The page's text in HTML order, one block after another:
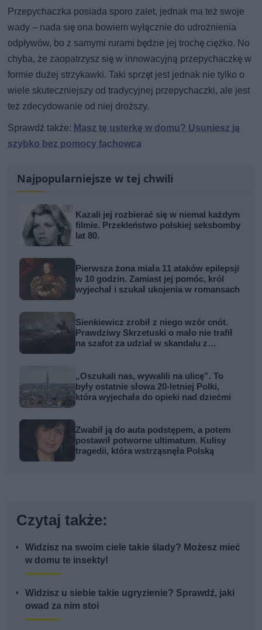
Przepychaczka posiada sporo zalet, jednak ma też swoje
wady – nada się ona bowiem wyłącznie do udrożnienia
odpływów, bo z samymi rurami będzie jej trochę ciężko. No
chyba, że zaopatrzysz się w innowacyjną przepychaczkę w
formie dużej strzykawki. Taki sprzęt jest jednak nie tylko o
wiele skuteczniejszy od tradycyjnej przepychaczki, ale jest
też zdecydowanie od niej droższy.
Sprawdź także: Masz tę usterkę w domu? Usuniesz ją
szybko bez pomocy fachowca
Najpopularniejsze w tej chwili
Kazali jej rozbierać się w niemal każdym
filmie. Przekleństwo polskiej seksbomby
lat 80.
Pierwsza żona miała 11 ataków epilepsji
w 10 godzin. Zamiast jej pomóc, król
wyjechał i szukał ukojenia w romansach
Sienkiewicz zrobił z niego wzór cnót.
Prawdziwy Skrzetuski o mało nie trafił
na szafot za udział w skandalu z
„Oszukali nas, wywalili na ulicę”. To
były ostatnie słowa 20-letniej Polki,
która wyjechała do opieki nad dziećmi
Zwabił ją do auta podstępem, a potem
postawił potworne ultimatum. Kulisy
tragedii, która wstrząsnęła Polską
Czytaj także:
Widzisz na swoim ciele takie ślady? Możesz mieć
w domu te insekty!
Widzisz u siebie takie ugryzienie? Sprawdź, jaki
owad za nim stoi